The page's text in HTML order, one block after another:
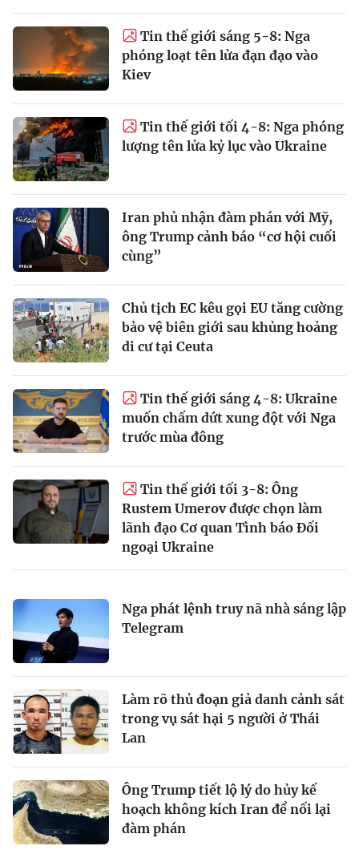
Tin thế giới sáng 5-8: Nga
phóng loạt tên lửa đạn đạo vào
Kiev
Tin thế giới tối 4-8: Nga phóng
lượng tên lửa kỷ lục vào Ukraine
Iran phủ nhận đàm phán với Mỹ,
ông Trump cảnh báo “cơ hội cuối
cùng”
Chủ tịch EC kêu gọi EU tăng cường
bảo vệ biên giới sau khủng hoảng
di cư tại Ceuta
Tin thế giới sáng 4-8: Ukraine
muốn chấm dứt xung đột với Nga
trước mùa đông
Tin thế giới tối 3-8: Ông
Rustem Umerov được chọn làm
lãnh đạo Cơ quan Tình báo Đối
ngoại Ukraine
Nga phát lệnh truy nã nhà sáng lập
Telegram
Làm rõ thủ đoạn giả danh cảnh sát
trong vụ sát hại 5 người ở Thái
Lan
Ông Trump tiết lộ lý do hủy kế
hoạch không kích Iran để nối lại
đàm phán